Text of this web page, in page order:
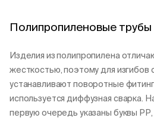
Полипропиленовые трубы
Изделия из полипропилена
жесткостью, поэтому для
устанавливают поворотные
используется диффузная сварка.
первую очередь указаны буквы